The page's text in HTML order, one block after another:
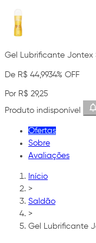
Gel Lubrificante Jontex
De R$ 44,9934% OFF
Por R$ 29,25
Produto indisponível
Ofertas
Sobre
Avaliações
Início
>
Saldão
>
Gel Lubrificante